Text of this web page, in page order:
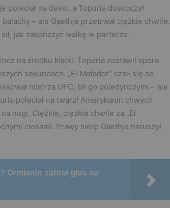
poleciał na deski, a Topuria doskoczył
– ale Gaethje przetrwał ciężkie chwile.
jak zakończyć walkę w parterze.
na środku klatki. Topuria zostawił sporo
sekundach. „El Matador” czaił się na
mistrza UFC, bił go pojedynczymi – ale
poleciał na twarz! Amerykanin chwycił
nogi. Ciężkie, ciężkie chwile za „El
ciosami. Prawy sierp Gaethje naruszył
Ormianin zabrał głos na